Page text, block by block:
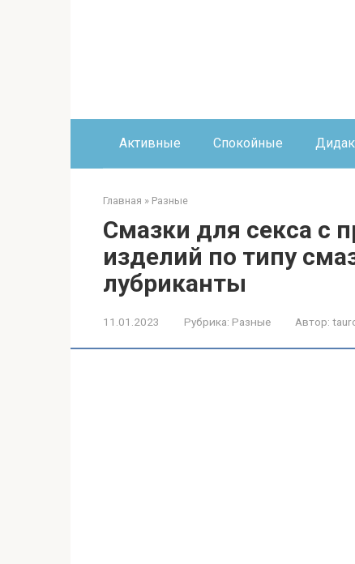
Активные Спокойные
Главная » Разные
Смазки для секса с
изделий по типу
лубриканты
11.01.2023 Рубрика: Разные Автор: